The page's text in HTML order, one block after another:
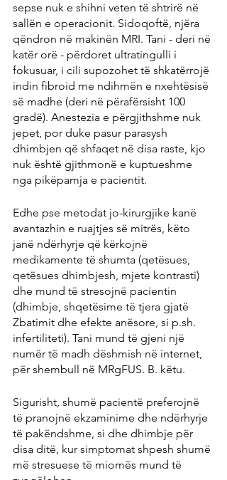
sepse nuk e shihni veten të shtrirë në
sallën e operacionit. Sidoqoftë, njëra
qëndron në makinën MRI. Tani - deri në
katër orë - përdoret ultratingulli i
fokusuar, i cili supozohet të shkatërrojë
indin fibroid me ndihmën e nxehtësisë
së madhe (deri në përafërsisht 100
gradë). Anestezia e përgjithshme nuk
jepet, por duke pasur parasysh
dhimbjen që shfaqet në disa raste, kjo
nuk është gjithmonë e kuptueshme
nga pikëpamja e pacientit.
Edhe pse metodat jo-kirurgjike kanë
avantazhin e ruajtjes së mitrës, këto
janë ndërhyrje që kërkojnë
medikamente të shumta (qetësues,
qetësues dhimbjesh, mjete kontrasti)
dhe mund të stresojnë pacientin
(dhimbje, shqetësime të tjera gjatë
Zbatimit dhe efekte anësore, si p.sh.
infertiliteti). Tani mund të gjeni një
numër të madh dëshmish në internet,
për shembull në MRgFUS. B. këtu.
Sigurisht, shumë pacientë preferojnë
të pranojnë ekzaminime dhe ndërhyrje
të pakëndshme, si dhe dhimbje për
disa ditë, kur simptomat shpesh shumë
më stresuese të miomës mund të